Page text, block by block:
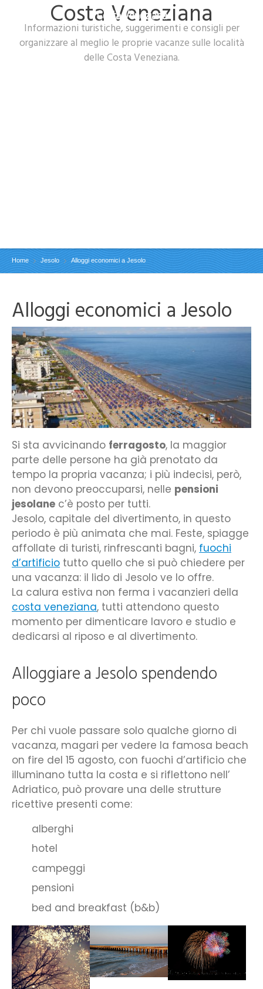
Costa Veneziana
Informazioni turistiche, suggerimenti e consigli per
organizzare al meglio le proprie vacanze sulle località
delle Costa Veneziana.
Home Jesolo Alloggi economici a Jesolo
Alloggi economici a Jesolo
Si sta avvicinando ferragosto, la maggior
parte delle persone ha già prenotato da
tempo la propria vacanza; i più indecisi, però,
non devono preoccuparsi, nelle pensioni
jesolane c’è posto per tutti.
Jesolo, capitale del divertimento, in questo
periodo è più animata che mai. Feste, spiagge
affollate di turisti, rinfrescanti bagni, fuochi
d’artificio tutto quello che si può chiedere per
una vacanza: il lido di Jesolo ve lo offre.
La calura estiva non ferma i vacanzieri della
costa veneziana, tutti attendono questo
momento per dimenticare lavoro e studio e
dedicarsi al riposo e al divertimento.
Alloggiare a Jesolo spendendo
poco
Per chi vuole passare solo qualche giorno di
vacanza, magari per vedere la famosa beach
on fire del 15 agosto, con fuochi d’artificio che
illuminano tutta la costa e si riflettono nell’
Adriatico, può provare una delle strutture
ricettive presenti come:
alberghi
hotel
campeggi
pensioni
bed and breakfast (b&b)
Costa Veneziana